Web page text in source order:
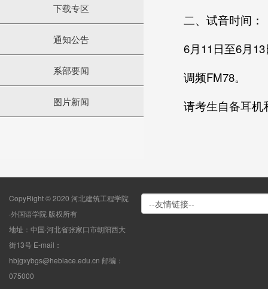
下载专区
通知公告
系部要闻
图片新闻
二、试音时间：
6月11日至6月
调频FM78。
请考生自备耳机
CopyRight © 2020 河北建筑工程学院
·外国语学院 版权所有
地址：中国·河北省张家口市朝阳西大
街13号 E-mail：
hbjgxybgs@hebiace.edu.cn 邮编：
075000